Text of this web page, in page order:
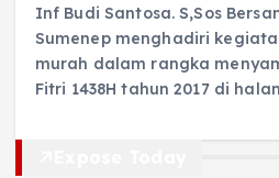
Inf Budi Santosa. S,Sos
Sumenep menghadiri
murah dalam rangka
Fitri 1438H tahun 2017 di